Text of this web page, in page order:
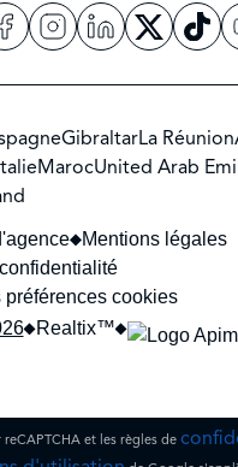
GibraltarLa Réunion
MarocUnited Arab
Realtix™
Mentions légales
préférences cookies
et les règles de